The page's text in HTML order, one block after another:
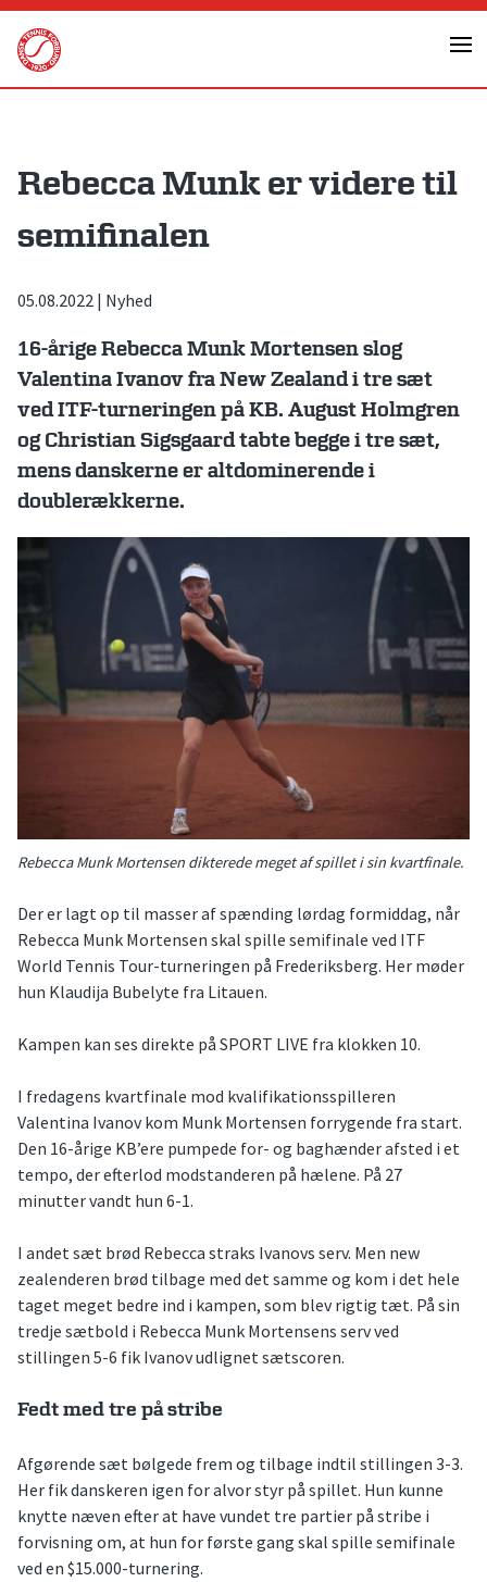
Skip
content
Rebecca Munk er videre til
semifinalen
05.08.2022 | Nyhed
16-årige Rebecca Munk Mortensen slog
Valentina Ivanov fra New Zealand i tre sæt
ved ITF-turneringen på KB. August Holmgren
og Christian Sigsgaard tabte begge i tre sæt,
mens danskerne er altdominerende i
doublerækkerne.
Rebecca Munk Mortensen dikterede meget af spillet i sin kvartfinale.
Der er lagt op til masser af spænding lørdag formiddag, når
Rebecca Munk Mortensen skal spille semifinale ved ITF
World Tennis Tour-turneringen på Frederiksberg. Her møder
hun Klaudija Bubelyte fra Litauen.
Kampen kan ses direkte på SPORT LIVE fra klokken 10.
I fredagens kvartfinale mod kvalifikationsspilleren
Valentina Ivanov kom Munk Mortensen forrygende fra start.
Den 16-årige KB’ere pumpede for- og baghænder afsted i et
tempo, der efterlod modstanderen på hælene. På 27
minutter vandt hun 6-1.
I andet sæt brød Rebecca straks Ivanovs serv. Men new
zealenderen brød tilbage med det samme og kom i det hele
taget meget bedre ind i kampen, som blev rigtig tæt. På sin
tredje sætbold i Rebecca Munk Mortensens serv ved
stillingen 5-6 fik Ivanov udlignet sætscoren.
Fedt med tre på stribe
Afgørende sæt bølgede frem og tilbage indtil stillingen 3-3.
Her fik danskeren igen for alvor styr på spillet. Hun kunne
knytte næven efter at have vundet tre partier på stribe i
forvisning om, at hun for første gang skal spille semifinale
ved en $15.000-turnering.